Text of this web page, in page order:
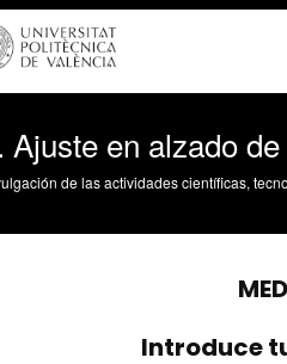
Ajuste en alzado
de las actividades científicas,